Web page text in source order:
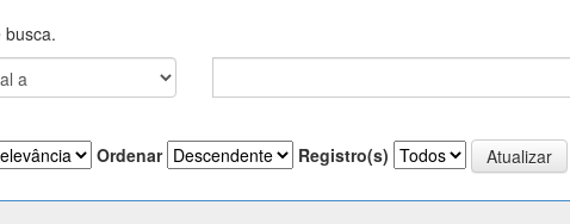
busca.
Ordenar Registro(s)